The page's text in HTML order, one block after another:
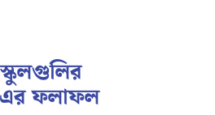
এর ফলাফল